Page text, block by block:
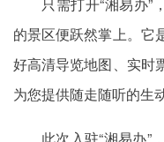
的景区便跃然掌上。它
好高清导览地图、实时
为您提供随走随听的生